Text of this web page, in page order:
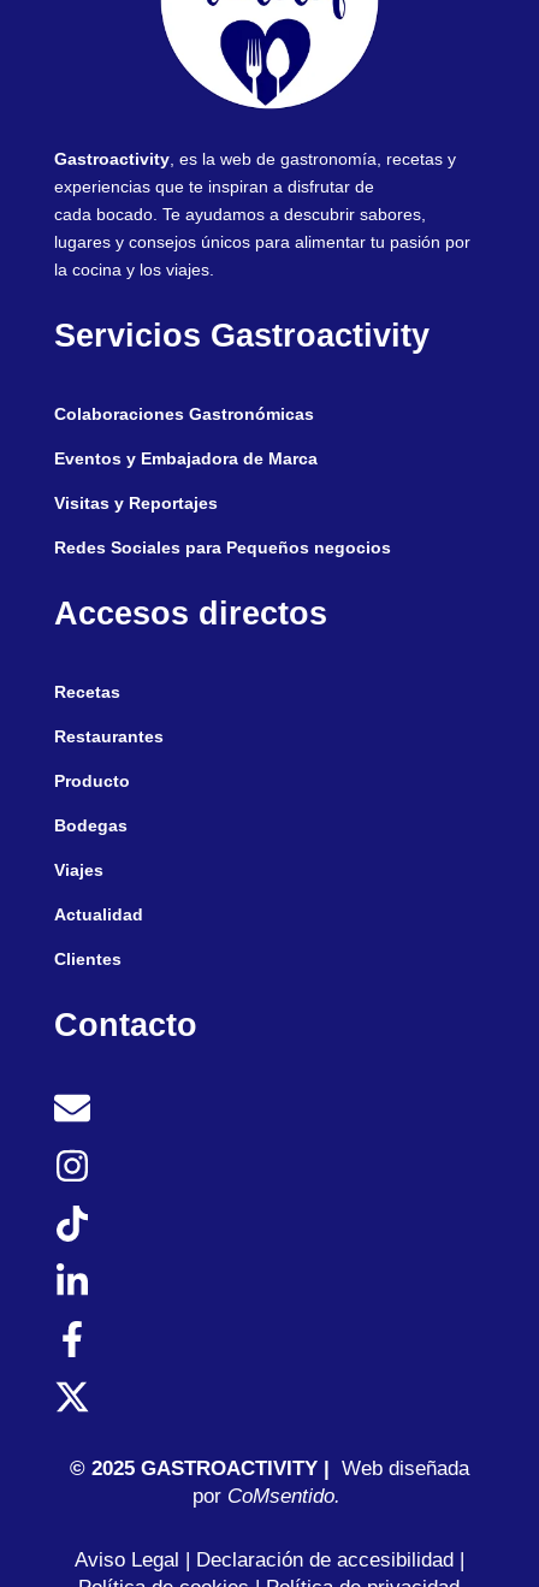
Gastroactivity, es la web de gastronomía, recetas y
experiencias que te inspiran a disfrutar de
cada bocado. Te ayudamos a descubrir sabores,
lugares y consejos únicos para alimentar tu pasión por
la cocina y los viajes.
Servicios Gastroactivity
Colaboraciones Gastronómicas
Eventos y Embajadora de Marca
Visitas y Reportajes
Redes Sociales para Pequeños negocios
Accesos directos
Recetas
Restaurantes
Producto
Bodegas
Viajes
Actualidad
Clientes
Contacto
© 2025 GASTROACTIVITY | Web diseñada
porCoMsentido.
Aviso Legal | Declaración de accesibilidad|